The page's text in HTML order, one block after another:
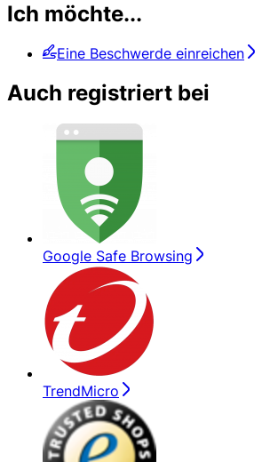
Ich möchte...
Eine Beschwerde einreichen
Auch registriert bei
Google Safe Browsing
TrendMicro